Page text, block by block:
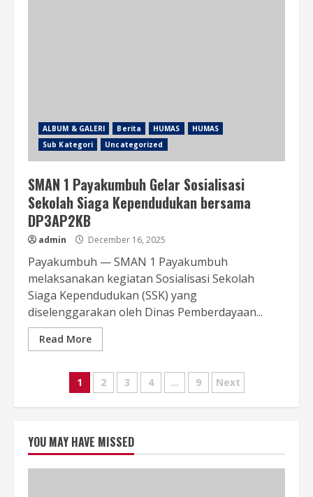
ALBUM & GALERI Berita HUMAS
HUMAS
Sub Kategori
Uncategorized
SMAN 1 Payakumbuh Gelar Sosialisasi
Sekolah Siaga Kependudukan bersama
DP3AP2KB
admin December 16, 2025
Payakumbuh — SMAN 1 Payakumbuh
melaksanakan kegiatan Sosialisasi Sekolah
Siaga Kependudukan (SSK) yang
diselenggarakan oleh Dinas Pemberdayaan...
Read More
Posts
pagination
1 2 3 4 … 9 Next
YOU MAY HAVE MISSED